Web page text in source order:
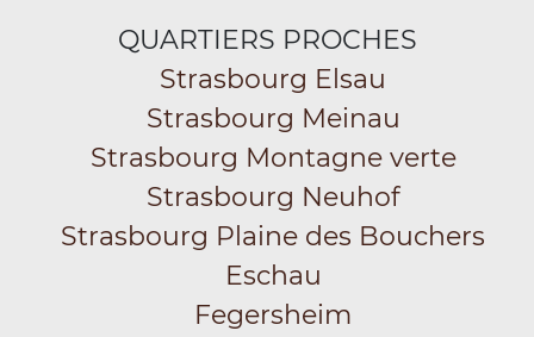
QUARTIERS PROCHES
Strasbourg Elsau
Strasbourg Meinau
Strasbourg Montagne verte
Strasbourg Neuhof
Strasbourg Plaine des Bouchers
Eschau
Fegersheim